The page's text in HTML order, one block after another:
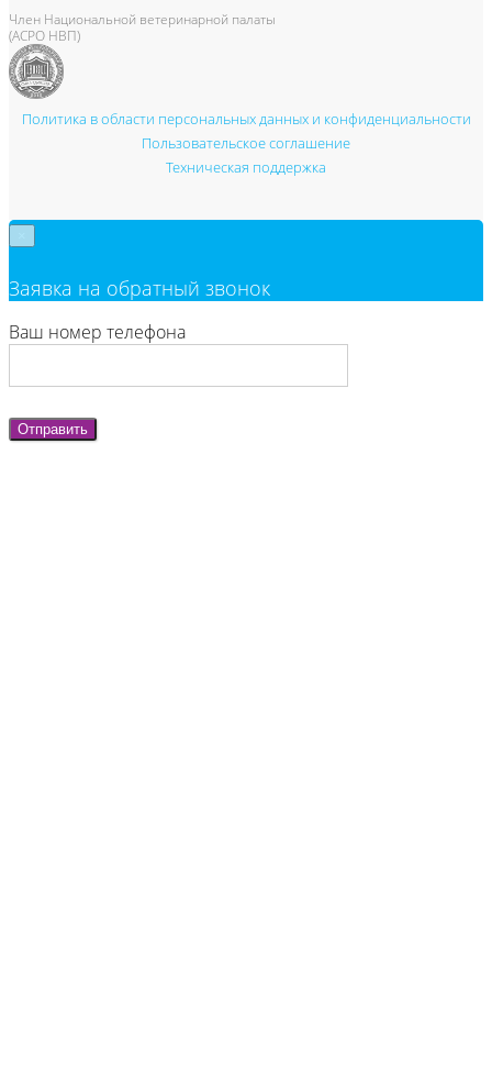
Член Национальной ветеринарной палаты
(АСРО НВП)
Политика в области персональных данных и конфиденциальности
Пользовательское соглашение
Техническая поддержка
Заявка на обратный звонок
Ваш номер телефона
Отправить